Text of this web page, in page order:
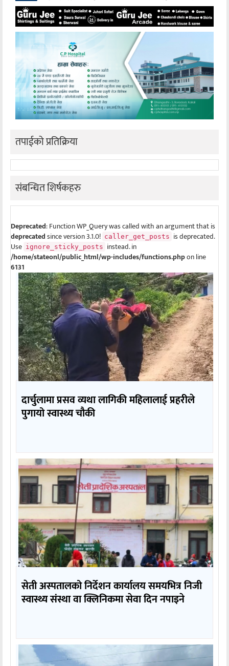
तपाईको प्रतिक्रिया
संबन्धित शिर्षकहरु
Deprecated: Function WP_Query was called with an argument that is
deprecatedsince version 3.1.0! caller_get_posts is deprecated.
Use ignore_sticky_posts instead. in
/home/stateonl/public_html/wp-includes/functions.phpon line
6131
दार्चुलामा प्रसव व्यथा लागिकी महिलालाई प्रहरीले
पुगायो स्वास्थ्य चौकी
सेती अस्पतालको निर्देशन कार्यालय समयभित्र निजी
स्वास्थ्य संस्था वा क्लिनिकमा सेवा दिन नपाइने